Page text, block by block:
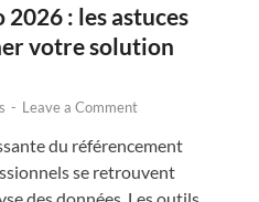
: les astuces
votre solution
- Leave a Comment
du référencement
se retrouvent